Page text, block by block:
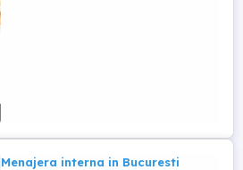
Menajera interna in Bucuresti